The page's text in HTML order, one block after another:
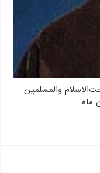
والمسلمین
ماه